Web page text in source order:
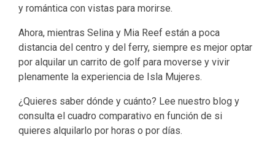
y romántica con vistas para morirse.
Ahora, mientras Selina y Mia Reef están a poca
distancia del centro y del ferry, siempre es mejor optar
por alquilar un carrito de golf para moverse y vivir
plenamente la experiencia de Isla Mujeres.
¿Quieres saber dónde y cuánto? Lee nuestro blog y
consulta el cuadro comparativo en función de si
quieres alquilarlo por horas o por días.